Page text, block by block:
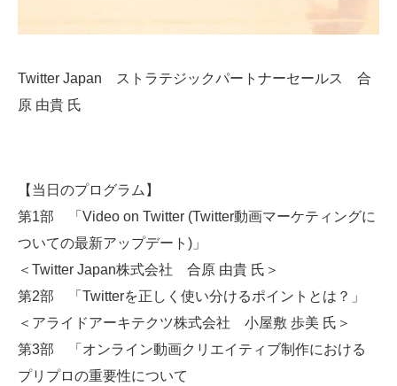
Twitter Japan ストラテジックパートナーセールス 合
原 由貴 氏
【当日のプログラム】
第1部 「Video on Twitter (Twitter動画マーケティングに
ついての最新アップデート)」
＜Twitter Japan株式会社 合原 由貴 氏＞
第2部 「Twitterを正しく使い分けるポイントとは？」
＜アライドアーキテクツ株式会社 小屋敷 歩美 氏＞
第3部 「オンライン動画クリエイティブ制作における
プリプロの重要性について